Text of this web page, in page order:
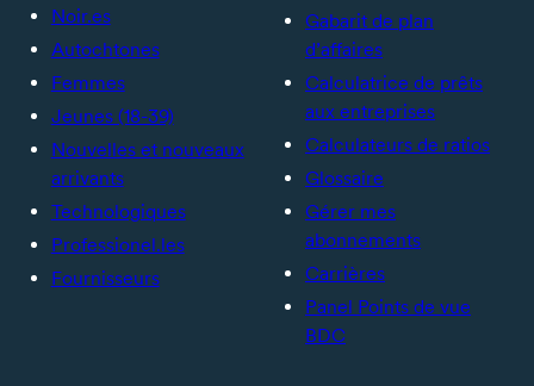
Noir.es
Autochtones
Femmes
Jeunes (18-39)
Nouvelles et nouveaux
arrivants
Technologiques
Professionel.les
Fournisseurs
Gabarit de plan
d’affaires
Calculatrice de prêts
aux entreprises
Calculateurs de ratios
Glossaire
Gérer mes
abonnements
Carrières
Panel Points de vue
BDC